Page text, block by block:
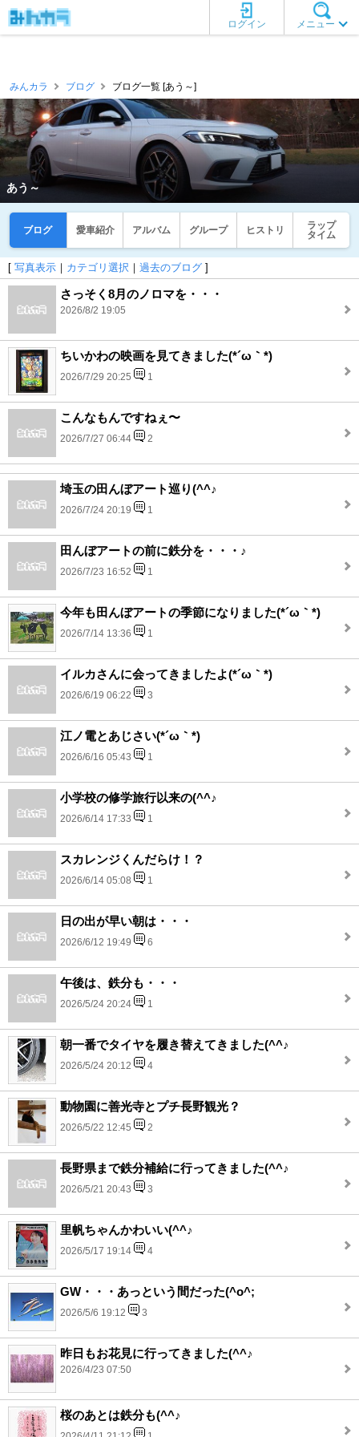
メニュー
ログイン
みんカラ ブログ ブログ一覧 [あう～]
あう～
ブログ 愛車紹介 アルバム グループ ヒストリ
ラップ
タイム
[ 写真表示 ｜ カテゴリ選択 ｜ 過去のブログ ]
さっそく8月のノロマを・・・
2026/8/2 19:05
ちいかわの映画を見てきました(*´ω｀*)
2026/7/29 20:25 1
こんなもんですねぇ〜
2026/7/27 06:44 2
埼玉の田んぼアート巡り(^^♪
2026/7/24 20:19 1
田んぼアートの前に鉄分を・・・♪
2026/7/23 16:52 1
今年も田んぼアートの季節になりました(*´ω｀*)
2026/7/14 13:36 1
イルカさんに会ってきましたよ(*´ω｀*)
2026/6/19 06:22 3
江ノ電とあじさい(*´ω｀*)
2026/6/16 05:43 1
小学校の修学旅行以来の(^^♪
2026/6/14 17:33 1
スカレンジくんだらけ！？
2026/6/14 05:08 1
日の出が早い朝は・・・
2026/6/12 19:49 6
午後は、鉄分も・・・
2026/5/24 20:24 1
朝一番でタイヤを履き替えてきました(^^♪
2026/5/24 20:12 4
動物園に善光寺とプチ長野観光？
2026/5/22 12:45 2
長野県まで鉄分補給に行ってきました(^^♪
2026/5/21 20:43 3
里帆ちゃんかわいい(^^♪
2026/5/17 19:14 4
GW・・・あっという間だった(^o^;
2026/5/6 19:12 3
昨日もお花見に行ってきました(^^♪
2026/4/23 07:50
桜のあとは鉄分も(^^♪